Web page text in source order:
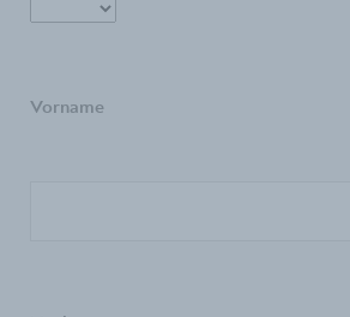
Vorname